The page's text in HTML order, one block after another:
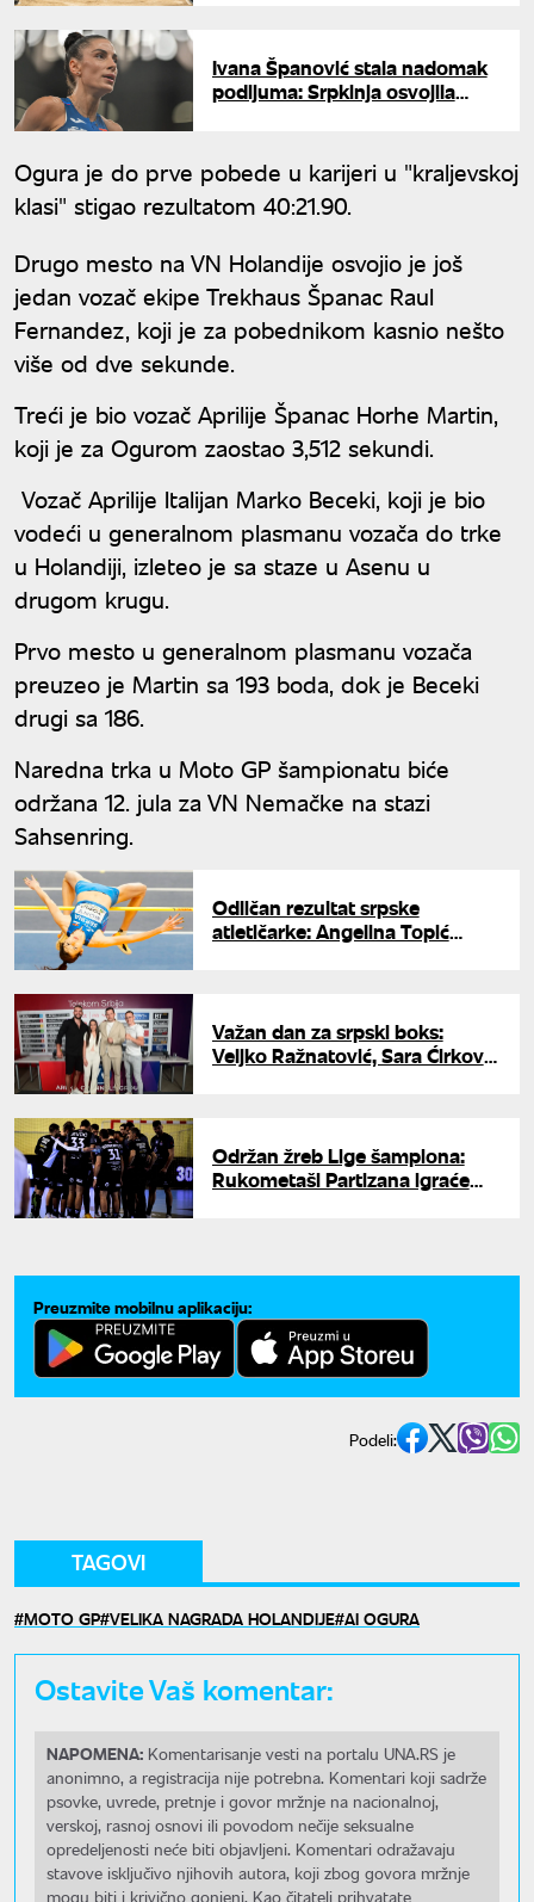
Ivana Španović stala nadomak
podijuma: Srpkinja osvojila
Ogura je do prve pobede u karijeri u "kraljevskoj
klasi" stigao rezultatom 40:21.90.
Drugo mesto na VN Holandije osvojio je još
jedan vozač ekipe Trekhaus Španac Raul
Fernandez, koji je za pobednikom kasnio nešto
više od dve sekunde.
Treći je bio vozač Aprilije Španac Horhe Martin,
koji je za Ogurom zaostao 3,512 sekundi.
Vozač Aprilije Italijan Marko Beceki, koji je bio
vodeći u generalnom plasmanu vozača do trke
u Holandiji, izleteo je sa staze u Asenu u
drugom krugu.
Prvo mesto u generalnom plasmanu vozača
preuzeo je Martin sa 193 boda, dok je Beceki
drugi sa 186.
Naredna trka u Moto GP šampionatu biće
održana 12. jula za VN Nemačke na stazi
Sahsenring.
Odličan rezultat srpske
atletičarke: Angelina Topić
Važan dan za srpski boks:
Veljko Ražnatović, Sara Ćirković
Održan žreb Lige šampiona:
Rukometaši Partizana igraće
Preuzmite mobilnu aplikaciju:
Podeli:
TAGOVI
MOTO GP VELIKA NAGRADA HOLANDIJE AI OGURA
Ostavite Vaš komentar:
NAPOMENA: Komentarisanje vesti na portalu UNA.RS je
anonimno, a registracija nije potrebna. Komentari koji sadrže
psovke, uvrede, pretnje i govor mržnje na nacionalnoj,
verskoj, rasnoj osnovi ili povodom nečije seksualne
opredeljenosti neće biti objavljeni. Komentari odražavaju
stavove isključivo njihovih autora, koji zbog govora mržnje
mogu biti i krivično gonjeni. Kao čitatelj prihvatate